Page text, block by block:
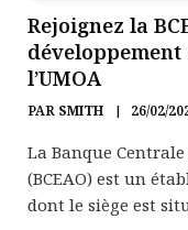
Rejoignez la
développement
l’UMOA
PAR SMITH 26/02/
La Banque Centrale
(BCEAO) est un
dont le siège est